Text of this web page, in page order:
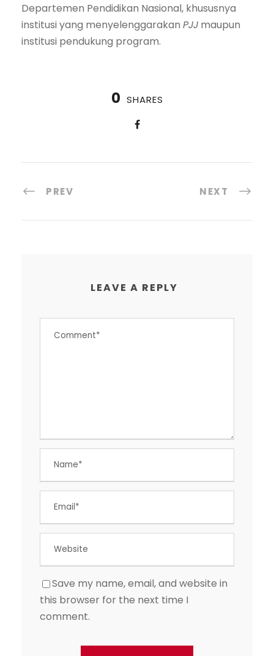
Departemen Pendidikan Nasional, khususnya
institusi yang menyelenggarakan PJJ maupun
institusi pendukung program.
0 SHARES
PREV NEXT
LEAVE A REPLY
Save my name, email, and website in
this browser for the next time I
comment.